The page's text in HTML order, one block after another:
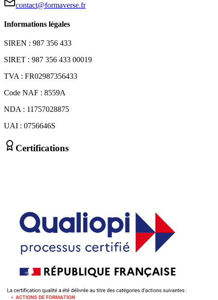
contact@formaverse.fr
Informations légales
SIREN : 987 356 433
SIRET : 987 356 433 00019
TVA : FR02987356433
Code NAF : 8559A
NDA : 11757028875
UAI : 0756646S
Certifications